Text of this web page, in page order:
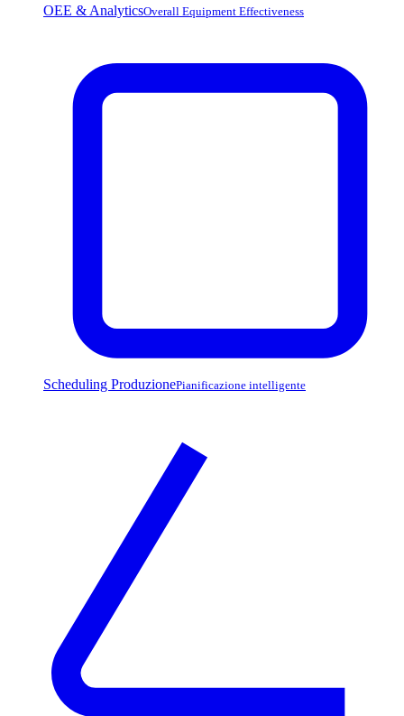
OEE & AnalyticsOverall Equipment Effectiveness
Scheduling ProduzionePianificazione intelligente